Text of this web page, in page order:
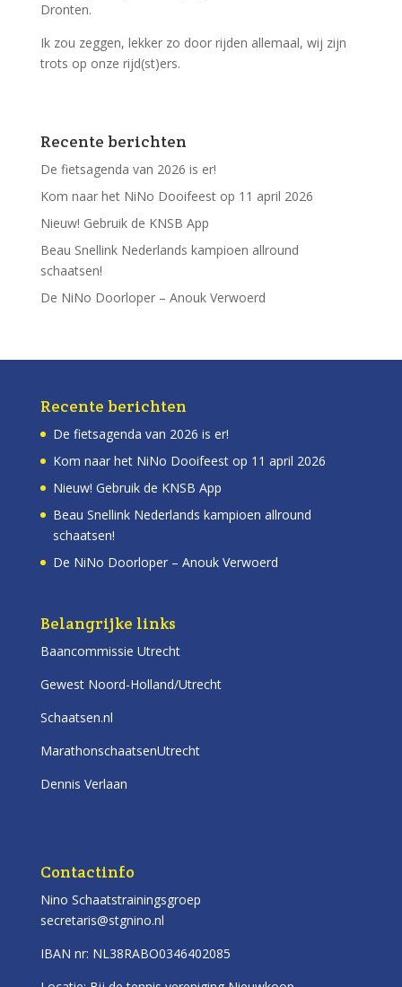
Dronten.
Ik zou zeggen, lekker zo door rijden allemaal, wij zijn
trots op onze rijd(st)ers.
Recente berichten
De fietsagenda van 2026 is er!
Kom naar het NiNo Dooifeest op 11 april 2026
Nieuw! Gebruik de KNSB App
Beau Snellink Nederlands kampioen allround
schaatsen!
De NiNo Doorloper – Anouk Verwoerd
Recente berichten
De fietsagenda van 2026 is er!
Kom naar het NiNo Dooifeest op 11 april 2026
Nieuw! Gebruik de KNSB App
Beau Snellink Nederlands kampioen allround
schaatsen!
De NiNo Doorloper – Anouk Verwoerd
Belangrijke links
Baancommissie Utrecht
Gewest Noord-Holland/Utrecht
Schaatsen.nl
MarathonschaatsenUtrecht
Dennis Verlaan
Contactinfo
Nino Schaatstrainingsgroep
secretaris@stgnino.nl
IBAN nr: NL38RABO0346402085